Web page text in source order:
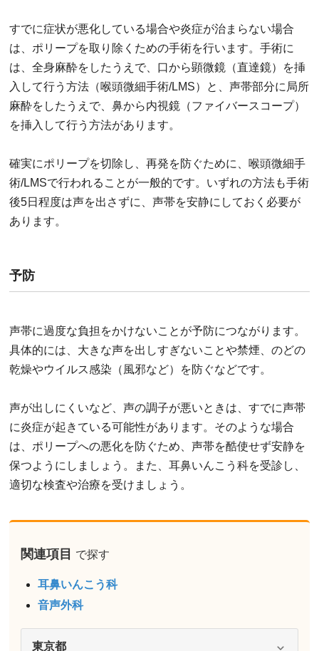
すでに症状が悪化している場合や炎症が治まらない場合
は、ポリープを取り除くための手術を行います。手術に
は、全身麻酔をしたうえで、口から顕微鏡（直達鏡）を挿
入して行う方法（喉頭微細手術/LMS）と、声帯部分に局所
麻酔をしたうえで、鼻から内視鏡（ファイバースコープ）
を挿入して行う方法があります。
確実にポリープを切除し、再発を防ぐために、喉頭微細手
術/LMSで行われることが一般的です。いずれの方法も手術
後5日程度は声を出さずに、声帯を安静にしておく必要が
あります。
予防
声帯に過度な負担をかけないことが予防につながります。
具体的には、大きな声を出しすぎないことや禁煙、のどの
乾燥やウイルス感染（風邪など）を防ぐなどです。
声が出しにくいなど、声の調子が悪いときは、すでに声帯
に炎症が起きている可能性があります。そのような場合
は、ポリープへの悪化を防ぐため、声帯を酷使せず安静を
保つようにしましょう。また、耳鼻いんこう科を受診し、
適切な検査や治療を受けましょう。
関連項目 で探す
耳鼻いんこう科
音声外科